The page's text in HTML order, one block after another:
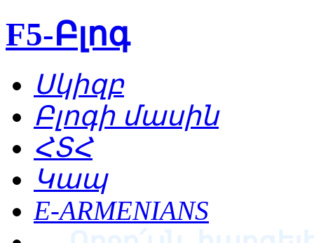
F5-Բլոգ
Սկիզբ
Բլոգի մասին
ՀՏՀ
Կապ
E-ARMENIANS